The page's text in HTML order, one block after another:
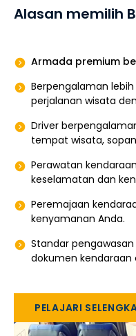
Alasan memilih
Armada premium
Berpengalaman
perjalanan wisata
Driver
tempat wisata,
Perawatan
keselamatan dan
Peremajaan
kenyamanan Anda.
Standar
dokumen kendaraan
PELAJARI